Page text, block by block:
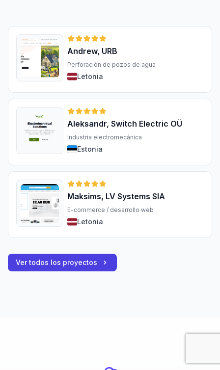
Andrew, URB
Perforación de pozos de agua
Letonia
Aleksandr, Switch Electric OÜ
Industria electromecánica
Estonia
Maksims, LV Systems SIA
E-commerce / desarrollo web
Letonia
Ver todos los proyectos